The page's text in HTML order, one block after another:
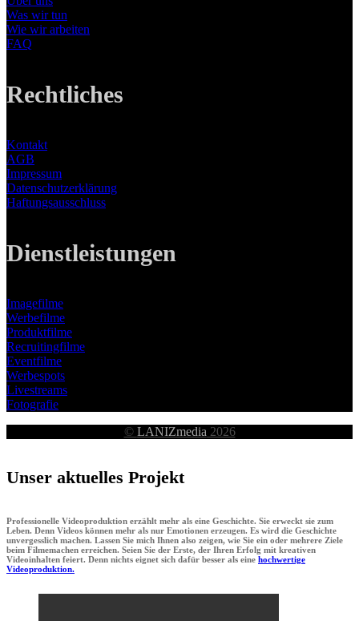
Was wir tun
Wie wir arbeiten
FAQ
Rechtliches
Kontakt
AGB
Impressum
Datenschutzerklärung
Haftungsausschluss
Dienstleistungen
Imagefilme
Werbefilme
Produktfilme
Recruitingfilme
Eventfilme
Werbespots
Livestreams
Fotografie
© LANIZmedia 2026
Unser aktuelles Projekt
Professionelle Videoproduktion erzählt mehr als eine Geschichte. Sie erweckt sie zum
Leben. Denn Videos können mehr als nur Emotionen erzeugen. Es wird die Geschichte
unvergesslich machen. Lassen Sie mich Ihnen also zeigen, wie Sie ein oder mehrere Ziele
beim Filmemachen erreichen. Seien Sie der Erste, der Ihren Erfolg mit kreativen
Videoinhalten feiert. Denn nichts eignet sich dafür besser als eine hochwertige
Videoproduktion.